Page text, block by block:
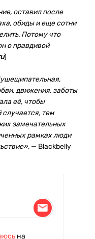
оставил после
обиды и еще сотни
Потому что
о правдивой
)
движения, заботы
её, чтобы
случается, тем
замечательных
рамках люди
— Blackbelly
на